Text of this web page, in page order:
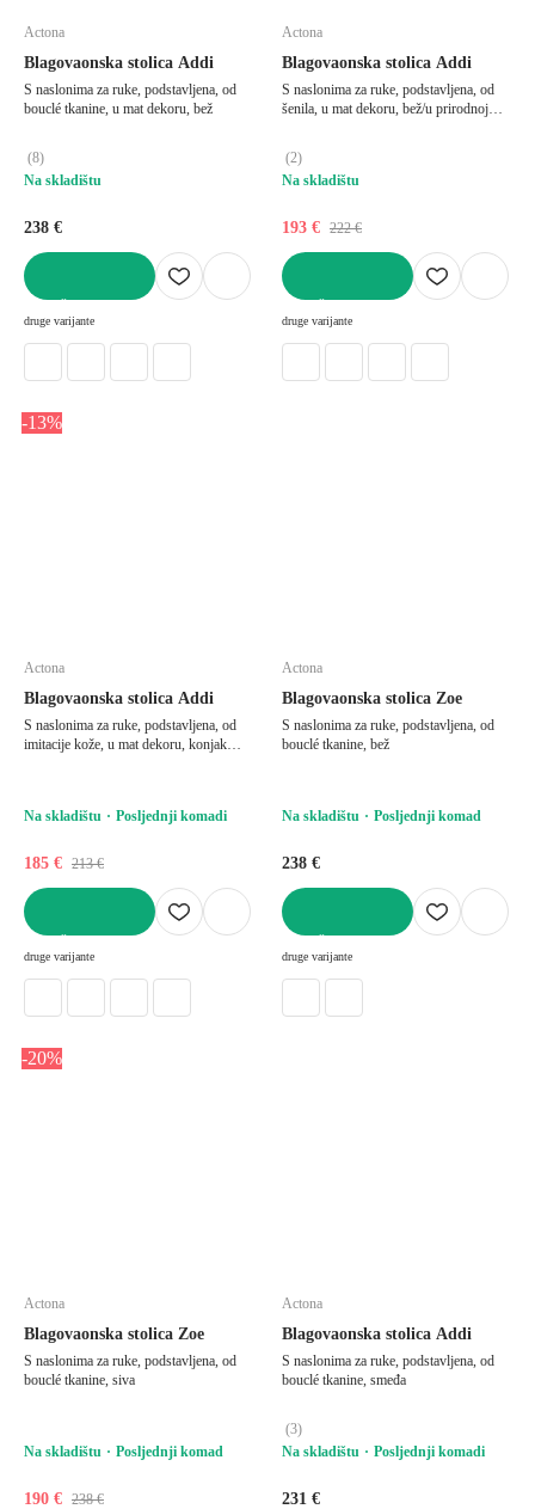
Actona
Blagovaonska stolica Addi
S naslonima za ruke, podstavljena, od
bouclé tkanine, u mat dekoru, bež
(8)
Na skladištu
238 €
druge varijante
Actona
Blagovaonska stolica Addi
S naslonima za ruke, podstavljena, od
šenila, u mat dekoru, bež/u prirodnoj
(2)
Na skladištu
193 € 222 €
druge varijante
-13%
Actona
Blagovaonska stolica Addi
S naslonima za ruke, podstavljena, od
imitacije kože, u mat dekoru, konjak
Na skladištu Posljednji komadi
185 € 213 €
druge varijante
Actona
Blagovaonska stolica Zoe
S naslonima za ruke, podstavljena, od
bouclé tkanine, bež
Na skladištu Posljednji komad
238 €
druge varijante
-20%
Actona
Blagovaonska stolica Zoe
S naslonima za ruke, podstavljena, od
bouclé tkanine, siva
Na skladištu Posljednji komad
190 € 238 €
Actona
Blagovaonska stolica Addi
S naslonima za ruke, podstavljena, od
bouclé tkanine, smeđa
(3)
Na skladištu
Posljednji komadi
231 €